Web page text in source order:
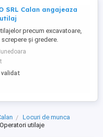
SRL Calan angajeaza
precum excavatoare,
screpere și gredere.
Locuri de munca
Operatori utilaje